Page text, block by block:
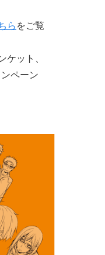
ら をご覧
ケット、
ペーン